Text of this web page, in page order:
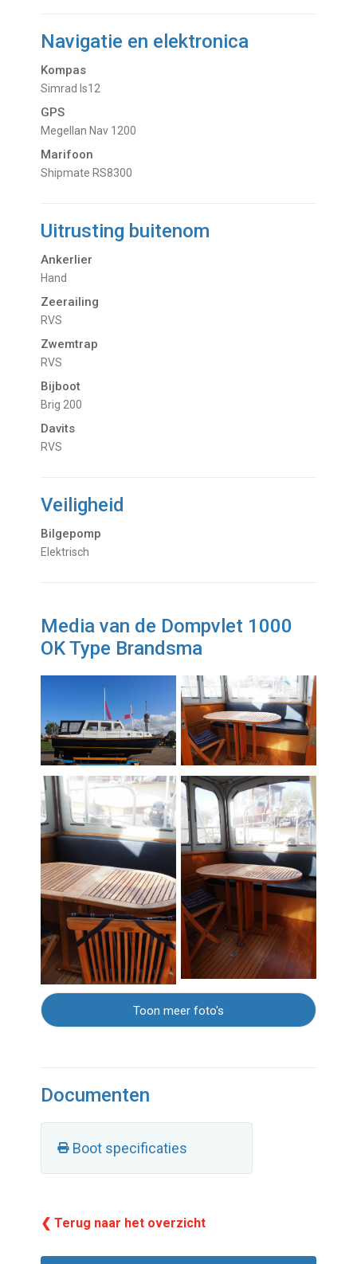
Navigatie en elektronica
Kompas
Simrad Is12
GPS
Megellan Nav 1200
Marifoon
Shipmate RS8300
Uitrusting buitenom
Ankerlier
Hand
Zeerailing
RVS
Zwemtrap
RVS
Bijboot
Brig 200
Davits
RVS
Veiligheid
Bilgepomp
Elektrisch
Media van de Dompvlet 1000
OK Type Brandsma
Toon meer foto's
Documenten
Boot specificaties
❮ Terug naar het overzicht